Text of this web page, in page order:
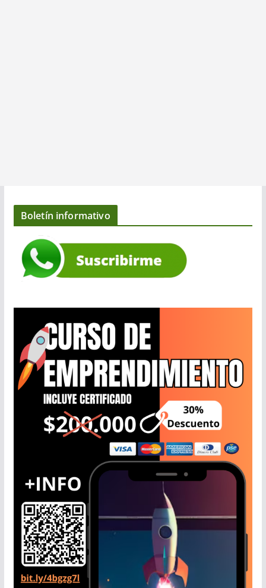
Boletín informativo